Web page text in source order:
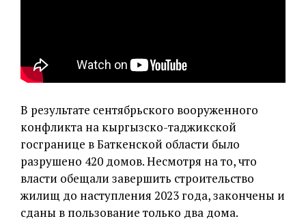
В результате сентябрьского вооруженного
конфликта на кыргызско-таджикской
госгранице в Баткенской области было
разрушено 420 домов. Несмотря на то, что
власти обещали завершить строительство
жилищ до наступления 2023 года, закончены и
сданы в пользование только два дома.